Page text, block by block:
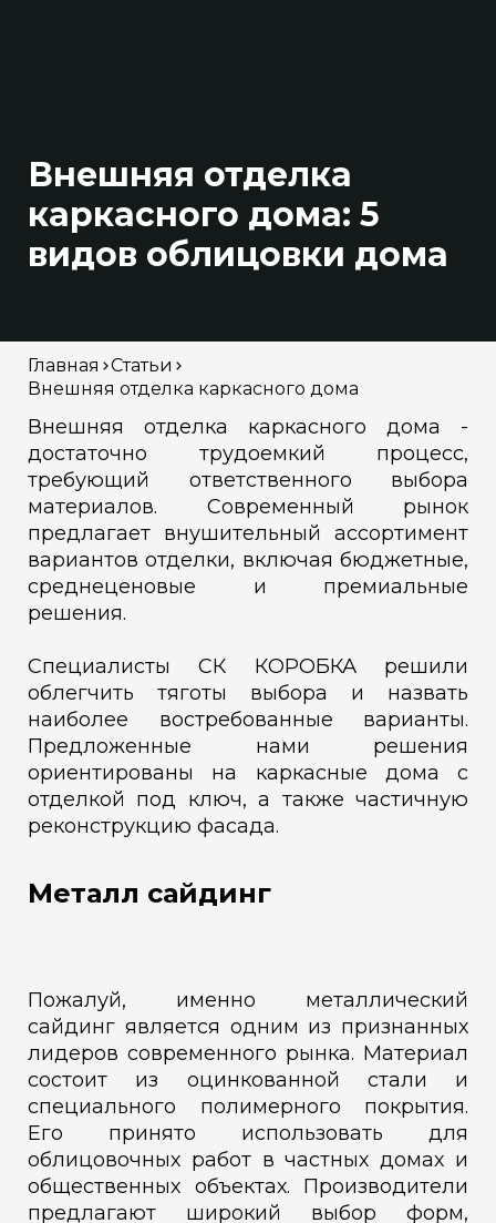
Внешняя отделка
каркасного дома: 5
видов облицовки дома
Внешняя отделка каркасного дома -
достаточно трудоемкий процесс,
требующий ответственного выбора
материалов. Современный рынок
предлагает внушительный ассортимент
вариантов отделки, включая бюджетные,
среднеценовые и премиальные
решения.
Специалисты СК КОРОБКА решили
облегчить тяготы выбора и назвать
наиболее востребованные варианты.
Предложенные нами решения
ориентированы на каркасные дома с
отделкой под ключ, а также частичную
реконструкцию фасада.
Главная
Статьи
Внешняя отделка каркасного дома
Металл сайдинг
Пожалуй, именно металлический
сайдинг является одним из признанных
лидеров современного рынка. Материал
состоит из оцинкованной стали и
специального полимерного покрытия.
Его принято использовать для
облицовочных работ в частных домах и
общественных объектах. Производители
предлагают широкий выбор форм,